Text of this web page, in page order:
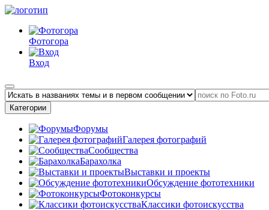
Фотогора
Вход
Категории
Форумы
Галерея фотографий
Сообщества
Барахолка
Выставки и проекты
Обсуждение фототехники
Фотоконкурсы
Классики фотоискусства